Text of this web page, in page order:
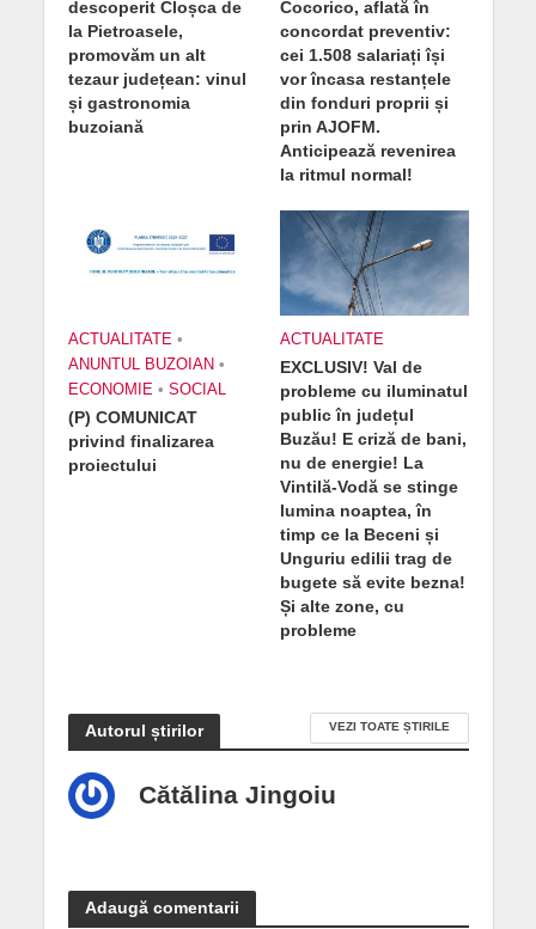
descoperit Cloșca de
la Pietroasele,
promovăm un alt
tezaur județean: vinul
și gastronomia
buzoiană
Cocorico, aflată în
concordat preventiv:
cei 1.508 salariați își
vor încasa restanțele
din fonduri proprii și
prin AJOFM.
Anticipează revenirea
la ritmul normal!
ACTUALITATE •
ANUNTUL BUZOIAN •
ECONOMIE • SOCIAL
(P) COMUNICAT
privind finalizarea
proiectului
ACTUALITATE
EXCLUSIV! Val de
probleme cu iluminatul
public în județul
Buzău! E criză de bani,
nu de energie! La
Vintilă-Vodă se stinge
lumina noaptea, în
timp ce la Beceni și
Unguriu edilii trag de
bugete să evite bezna!
Și alte zone, cu
probleme
Autorul știrilor VEZI TOATE ȘTIRILE
Cătălina Jingoiu
Adaugă comentarii